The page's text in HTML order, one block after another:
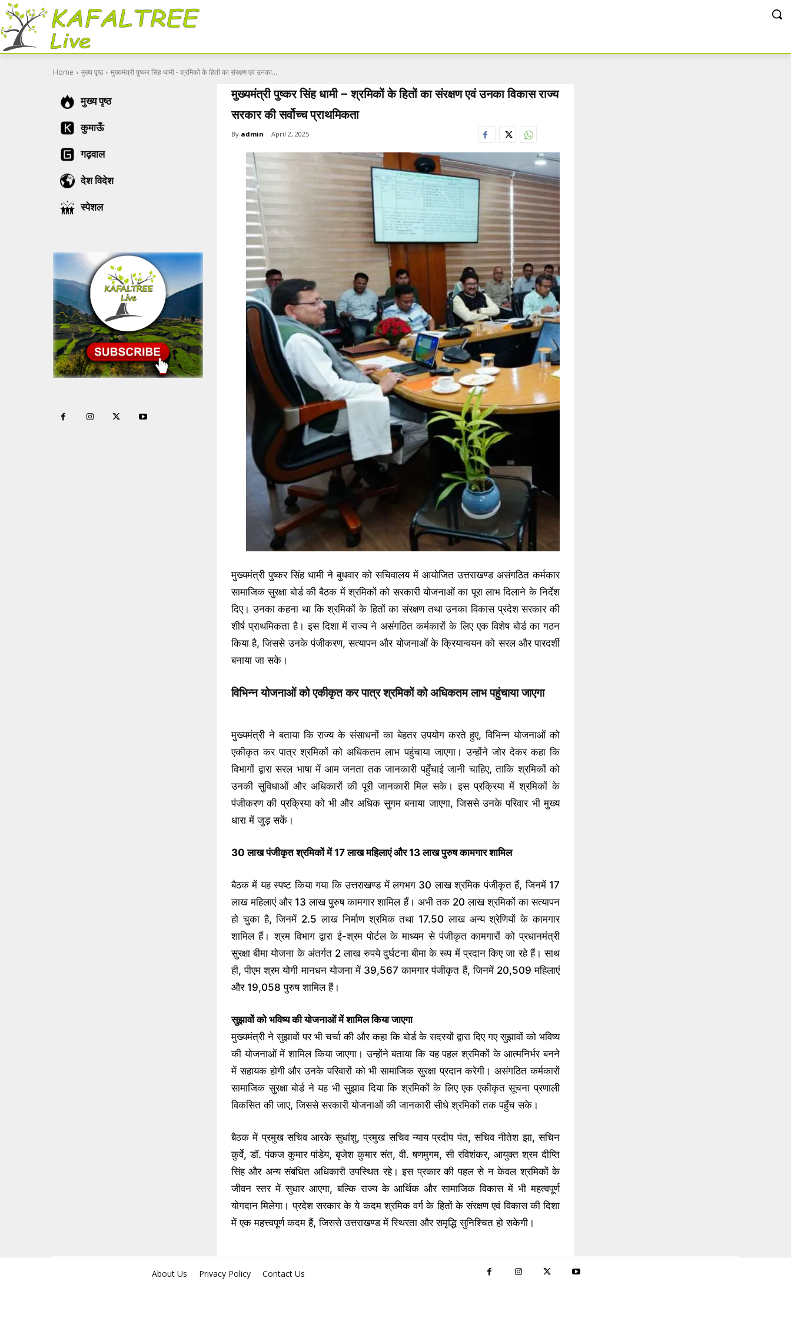
Home मुख्य पृष्ठ मुख्यमंत्री पुष्कर सिंह धामी - श्रमिकों के हितों का संरक्षण एवं उनका...
मुख्य पृष्ठ
कुमाऊँ
गढ़वाल
देश विदेश
स्पेशल
मुख्यमंत्री पुष्कर सिंह धामी – श्रमिकों के हितों का संरक्षण एवं उनका विकास राज्य
सरकार की सर्वोच्च प्राथमिकता
By admin April 2, 2025
मुख्यमंत्री पुष्कर सिंह धामी ने बुधवार को सचिवालय में आयोजित उत्तराखण्ड असंगठित कर्मकार
सामाजिक सुरक्षा बोर्ड की बैठक में श्रमिकों को सरकारी योजनाओं का पूरा लाभ दिलाने के निर्देश
दिए। उनका कहना था कि श्रमिकों के हितों का संरक्षण तथा उनका विकास प्रदेश सरकार की
शीर्ष प्राथमिकता है। इस दिशा में राज्य ने असंगठित कर्मकारों के लिए एक विशेष बोर्ड का गठन
किया है, जिससे उनके पंजीकरण, सत्यापन और योजनाओं के क्रियान्वयन को सरल और पारदर्शी
बनाया जा सके।
विभिन्न योजनाओं को एकीकृत कर पात्र श्रमिकों को अधिकतम लाभ पहुंचाया जाएगा
मुख्यमंत्री ने बताया कि राज्य के संसाधनों का बेहतर उपयोग करते हुए, विभिन्न योजनाओं को
एकीकृत कर पात्र श्रमिकों को अधिकतम लाभ पहुंचाया जाएगा। उन्होंने जोर देकर कहा कि
विभागों द्वारा सरल भाषा में आम जनता तक जानकारी पहुँचाई जानी चाहिए, ताकि श्रमिकों को
उनकी सुविधाओं और अधिकारों की पूरी जानकारी मिल सके। इस प्रक्रिया में श्रमिकों के
पंजीकरण की प्रक्रिया को भी और अधिक सुगम बनाया जाएगा, जिससे उनके परिवार भी मुख्य
धारा में जुड़ सकें।
30 लाख पंजीकृत श्रमिकों में 17 लाख महिलाएं और 13 लाख पुरुष कामगार शामिल
बैठक में यह स्पष्ट किया गया कि उत्तराखण्ड में लगभग 30 लाख श्रमिक पंजीकृत हैं, जिनमें 17
लाख महिलाएं और 13 लाख पुरुष कामगार शामिल हैं। अभी तक 20 लाख श्रमिकों का सत्यापन
हो चुका है, जिनमें 2.5 लाख निर्माण श्रमिक तथा 17.50 लाख अन्य श्रेणियों के कामगार
शामिल हैं। श्रम विभाग द्वारा ई-श्रम पोर्टल के माध्यम से पंजीकृत कामगारों को प्रधानमंत्री
सुरक्षा बीमा योजना के अंतर्गत 2 लाख रुपये दुर्घटना बीमा के रूप में प्रदान किए जा रहे हैं। साथ
ही, पीएम श्रम योगी मानधन योजना में 39,567 कामगार पंजीकृत हैं, जिनमें 20,509 महिलाएं
और 19,058 पुरुष शामिल हैं।
सुझावों को भविष्य की योजनाओं में शामिल किया जाएगा
मुख्यमंत्री ने सुझावों पर भी चर्चा की और कहा कि बोर्ड के सदस्यों द्वारा दिए गए सुझावों को भविष्य
की योजनाओं में शामिल किया जाएगा। उन्होंने बताया कि यह पहल श्रमिकों के आत्मनिर्भर बनने
में सहायक होगी और उनके परिवारों को भी सामाजिक सुरक्षा प्रदान करेगी। असंगठित कर्मकारों
सामाजिक सुरक्षा बोर्ड ने यह भी सुझाव दिया कि श्रमिकों के लिए एक एकीकृत सूचना प्रणाली
विकसित की जाए, जिससे सरकारी योजनाओं की जानकारी सीधे श्रमिकों तक पहुँच सके।
बैठक में प्रमुख सचिव आरके सुधांशु, प्रमुख सचिव न्याय प्रदीप पंत, सचिव नीतेश झा, सचिन
कुर्वे, डॉ. पंकज कुमार पांडेय, बृजेश कुमार संत, वी. षणमुगम, सी रविशंकर, आयुक्त श्रम दीप्ति
सिंह और अन्य संबंधित अधिकारी उपस्थित रहे। इस प्रकार की पहल से न केवल श्रमिकों के
जीवन स्तर में सुधार आएगा, बल्कि राज्य के आर्थिक और सामाजिक विकास में भी महत्वपूर्ण
योगदान मिलेगा। प्रदेश सरकार के ये कदम श्रमिक वर्ग के हितों के संरक्षण एवं विकास की दिशा
में एक महत्त्वपूर्ण कदम हैं, जिससे उत्तराखण्ड में स्थिरता और समृद्धि सुनिश्चित हो सकेगी।
About Us Privacy Policy Contact Us